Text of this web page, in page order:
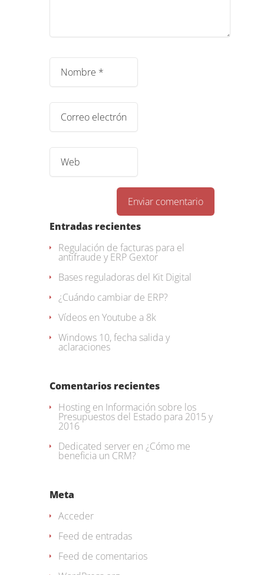
Entradas recientes
Regulación de facturas para el
antifraude y ERP Gextor
Bases reguladoras del Kit Digital
¿Cuándo cambiar de ERP?
Vídeos en Youtube a 8k
Windows 10, fecha salida y
aclaraciones
Comentarios recientes
Hosting en Información sobre los
Presupuestos del Estado para 2015 y
2016
Dedicated server en ¿Cómo me
beneficia un CRM?
Meta
Acceder
Feed de entradas
Feed de comentarios